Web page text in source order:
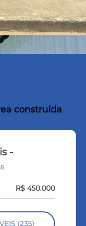
construída
-
R$ 450.000
(235)